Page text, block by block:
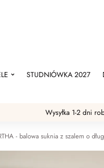
STUDNIÓWKA 2027
Wysyłka 1-2 dni
- balowa suknia z szalem o